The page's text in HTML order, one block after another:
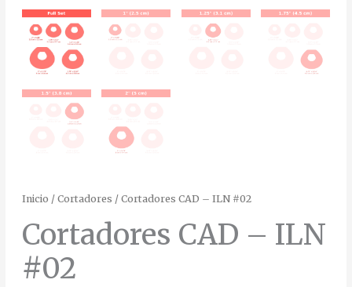
Inicio / Cortadores / Cortadores CAD – ILN #02
Cortadores CAD – ILN
#02